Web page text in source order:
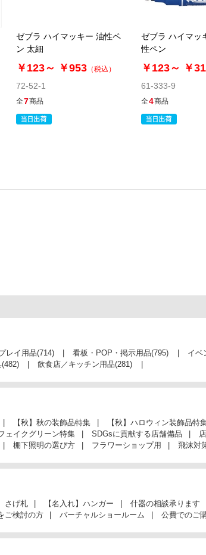
ゼブラ ハイマッキー 油性ペ
ン 太細
￥123～ ￥953 （税込）
72-52-1
全7商品
ゼブラ ハイマッ
性ペン
￥123～ ￥
61-333-9
全4商品
レイ用品(714) 看板・POP・掲示用品(795) イベ
(482) 飲食店／キッチン用品(281)
【秋】秋の装飾品特集 【秋】ハロウィン装飾品特
ェイクグリーン特集 SDGsに貢献する店舗備品
棚下照明の選び方 フラワーショップ用 飛沫対
さげ札 【名入れ】ハンガー 什器の相談承ります
ご検討の方 バーチャルショールーム 公費でのご